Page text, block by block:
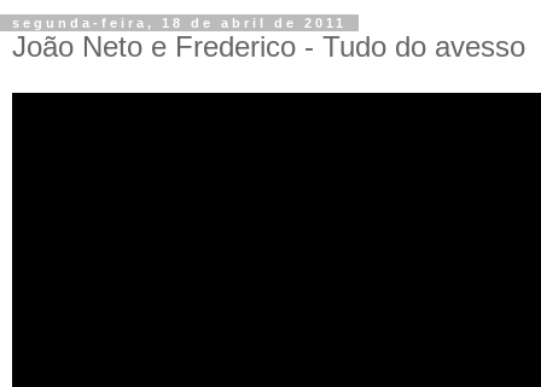
segunda-feira, 18 de abril de 2011
João Neto e Frederico - Tudo do avesso